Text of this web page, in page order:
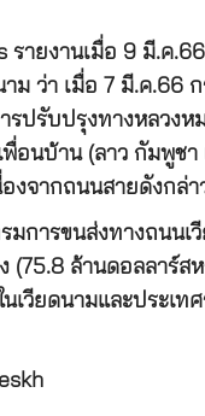
รายงานเมื่อ 9 มี.ค
ม ว่า เมื่อ 7 มี.ค.66
รปรับปรุงทางหลวงห
พื่อนบ้าน (ลาว กัมพูช
งจากถนนสายดังกล่
มการขนส่งทางถนน
(75.8 ล้านดอลลาร์ส
เวียดนามและประเ